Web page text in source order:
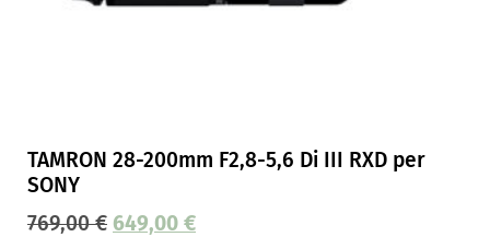
TAMRON 28-200mm F2,8-5,6 Di III RXD per
SONY
769,00€ 649,00 €